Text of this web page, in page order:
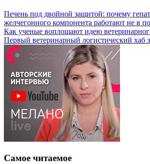
Печень под двойной защитой: почему
желчегонного компонента работают не в
Как ученые воплощают идею
Первый ветеринарный логистический хаб
Самое читаемое